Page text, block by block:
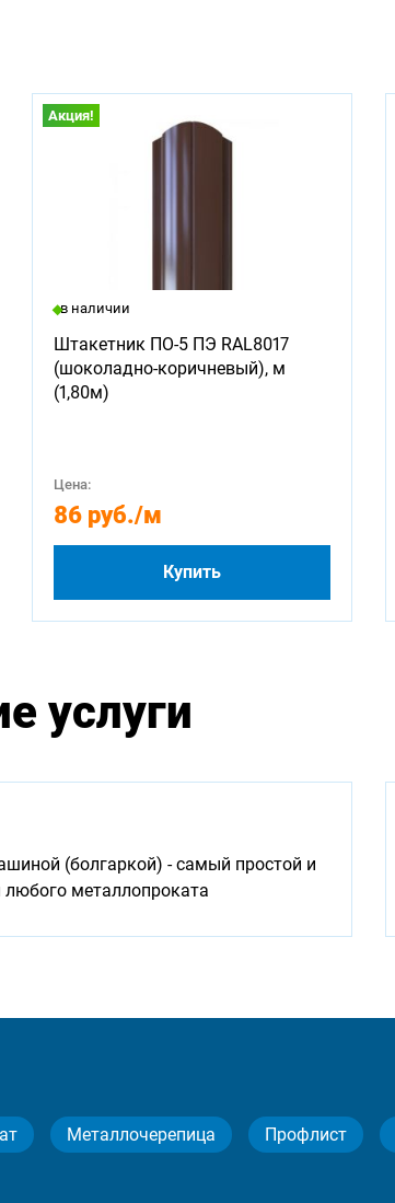
Акция!
в наличии
Штакетник ПО-5 ПЭ RAL8017
(шоколадно-коричневый), м
(1,80м)
Цена:
86 руб./м
Купить
услуги
(болгаркой) - самый простой и
металлопроката
Металлочерепица Профлист